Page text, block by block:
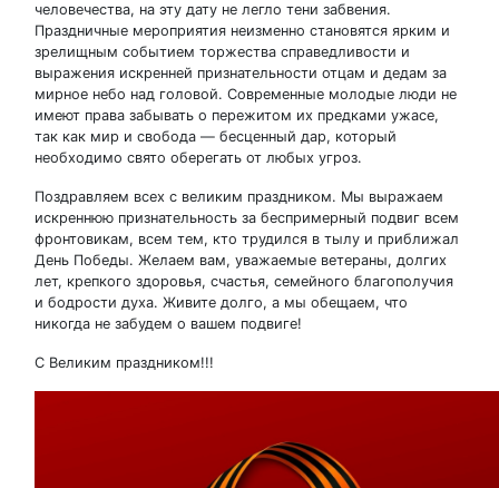
человечества, на эту дату не легло тени забвения.
Праздничные мероприятия неизменно становятся ярким и
зрелищным событием торжества справедливости и
выражения искренней признательности отцам и дедам за
мирное небо над головой. Современные молодые люди не
имеют права забывать о пережитом их предками ужасе,
так как мир и свобода — бесценный дар, который
необходимо свято оберегать от любых угроз.
Поздравляем всех с великим праздником. Мы выражаем
искреннюю признательность за беспримерный подвиг всем
фронтовикам, всем тем, кто трудился в тылу и приближал
День Победы. Желаем вам, уважаемые ветераны, долгих
лет, крепкого здоровья, счастья, семейного благополучия
и бодрости духа. Живите долго, а мы обещаем, что
никогда не забудем о вашем подвиге!
С Великим праздником!!!